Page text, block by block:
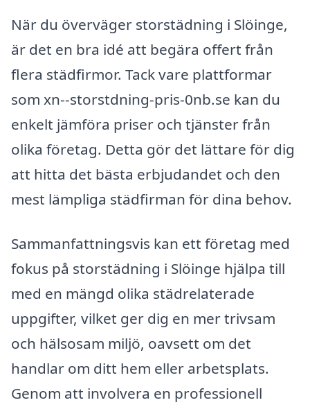
När du överväger storstädning i Slöinge,
är det en bra idé att begära offert från
flera städfirmor. Tack vare plattformar
som xn--storstdning-pris-0nb.se kan du
enkelt jämföra priser och tjänster från
olika företag. Detta gör det lättare för dig
att hitta det bästa erbjudandet och den
mest lämpliga städfirman för dina behov.
Sammanfattningsvis kan ett företag med
fokus på storstädning i Slöinge hjälpa till
med en mängd olika städrelaterade
uppgifter, vilket ger dig en mer trivsam
och hälsosam miljö, oavsett om det
handlar om ditt hem eller arbetsplats.
Genom att involvera en professionell